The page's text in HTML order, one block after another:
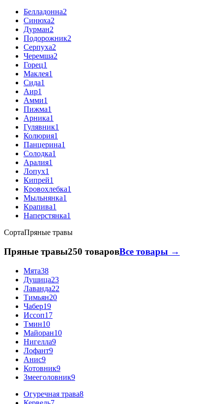
Белладонна2
Синюха2
Дурман2
Подорожник2
Серпуха2
Черемша2
Горец1
Маклея1
Сида1
Аир1
Амми1
Пижма1
Арника1
Гулявник1
Колюрия1
Панцерина1
Солодка1
Аралия1
Лопух1
Кипрей1
Кровохлебка1
Мыльнянка1
Крапива1
Наперстянка1
СортаПряные травы
Пряные травы250 товаровВсе товары →
Мята38
Душица23
Лаванда22
Тимьян20
Чабер19
Иссоп17
Тмин10
Майоран10
Нигелла9
Лофант9
Анис9
Котовник9
Змееголовник9
Огуречная трава8